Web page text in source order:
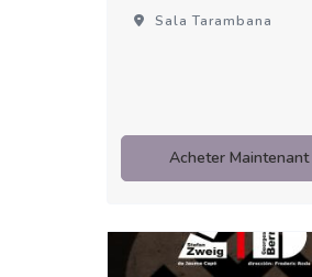
Sala Tarambana
Acheter Maintenant